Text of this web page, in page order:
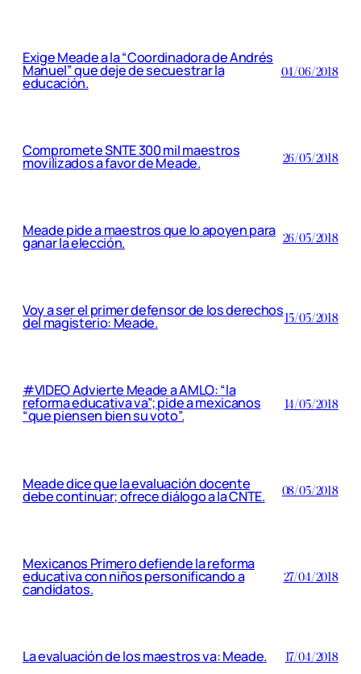
Exige Meade a la “Coordinadora de Andrés
Manuel” que deje de secuestrar la
educación.
04/06/2018
Compromete SNTE 300 mil maestros
movilizados a favor de Meade. 26/05/2018
Meade pide a maestros que lo apoyen para
ganar la elección. 26/05/2018
Voy a ser el primer defensor de los derechos
del magisterio: Meade. 15/05/2018
#VIDEO Advierte Meade a AMLO: “la
reforma educativa va”; pide a mexicanos
“que piensen bien su voto”.
14/05/2018
Meade dice que la evaluación docente
debe continuar; ofrece diálogo a la CNTE. 08/05/2018
Mexicanos Primero defiende la reforma
educativa con niños personificando a
candidatos.
27/04/2018
La evaluación de los maestros va: Meade. 17/04/2018